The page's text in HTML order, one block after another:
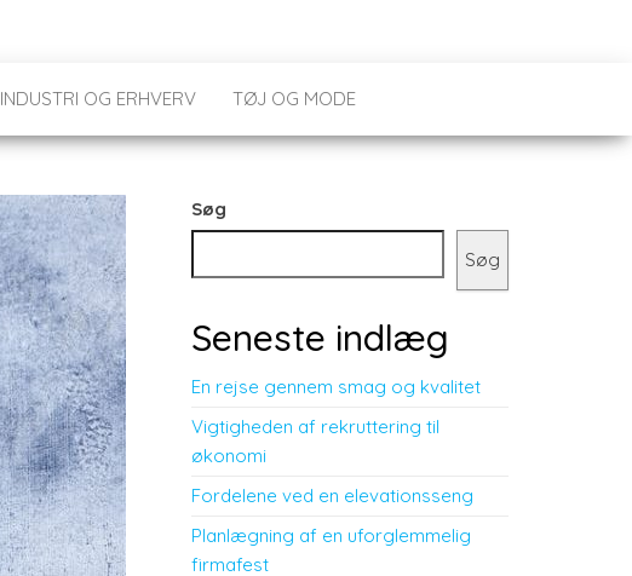
INDUSTRI OG ERHVERV TØJ OG MODE
Søg
Søg
Seneste indlæg
En rejse gennem smag og kvalitet
Vigtigheden af rekruttering til
økonomi
Fordelene ved en elevationsseng
Planlægning af en uforglemmelig
firmafest